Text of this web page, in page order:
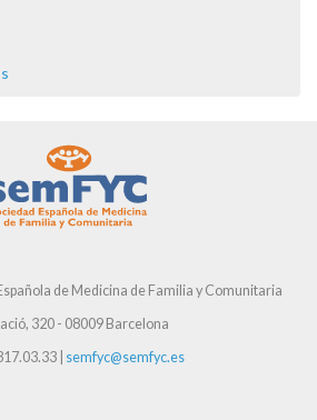
de Medicina de Familia y Comunitaria
320 - 08009 Barcelona
| semfyc@semfyc.es